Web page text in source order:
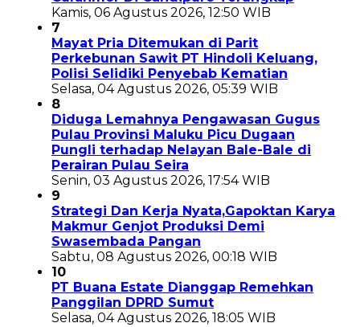
Kamis, 06 Agustus 2026, 12:50 WIB
7
Mayat Pria Ditemukan di Parit
Perkebunan Sawit PT Hindoli Keluang,
Polisi Selidiki Penyebab Kematian
Selasa, 04 Agustus 2026, 05:39 WIB
8
Diduga Lemahnya Pengawasan Gugus
Pulau Provinsi Maluku Picu Dugaan
Pungli terhadap Nelayan Bale-Bale di
Perairan Pulau Seira
Senin, 03 Agustus 2026, 17:54 WIB
9
Strategi Dan Kerja Nyata,Gapoktan Karya
Makmur Genjot Produksi Demi
Swasembada Pangan
Sabtu, 08 Agustus 2026, 00:18 WIB
10
PT Buana Estate Dianggap Remehkan
Panggilan DPRD Sumut
Selasa, 04 Agustus 2026, 18:05 WIB